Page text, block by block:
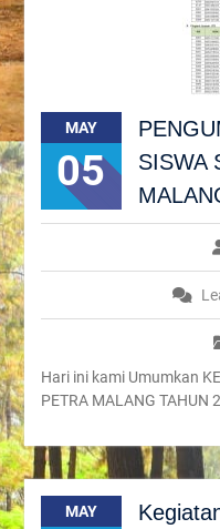
MAY
05
SISWA
Hari ini kami Umumkan
PETRA MALANG TAHUN
MAY